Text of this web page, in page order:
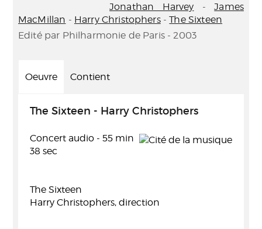
Jonathan Harvey -James
MacMillan - Harry Christophers-The Sixteen
Edité par Philharmonie de Paris - 2003
Oeuvre Contient
The Sixteen - Harry Christophers
Concert audio - 55 min
38 sec
The Sixteen
Harry Christophers, direction